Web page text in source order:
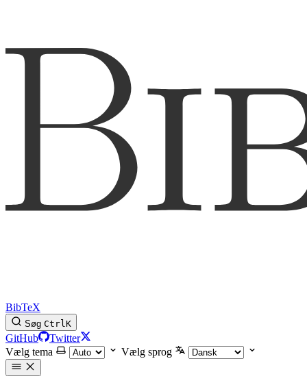
BibTeX
Søg CtrlK
GitHub
Twitter
Vælg tema
Vælg sprog